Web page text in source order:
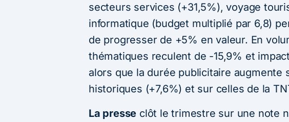
secteurs services (+31,5%), voyage
informatique (budget multiplié par 6,8)
de progresser de +5% en valeur. En
thématiques reculent de -15,9% et
alors que la durée publicitaire augmente
historiques (+7,6%) et sur celles de la
La presse clôt le trimestre sur une note